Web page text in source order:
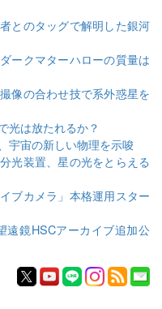
とのタッグで解明した銀河
ークマターハローの質量は
像の合わせ技で系外惑星を
光は放たれるか？
宇宙の新しい物理を示唆
光装置、星の光をとらえる
ブカメラ」本格運用スター
遠鏡HSCアーカイブ追加公